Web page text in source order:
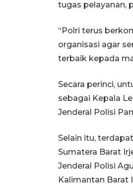
tugas pelayanan,
“Polri terus
organisasi agar
terbaik kepada
Secara perinci,
sebagai Kepala
Jenderal Polisi
Selain itu,
Sumatera Barat
Jenderal Polisi
Kalimantan Barat